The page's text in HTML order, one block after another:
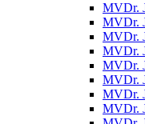
MVDr.
MVDr.
MVDr.
MVDr.
MVDr.
MVDr.
MVDr.
MVDr.